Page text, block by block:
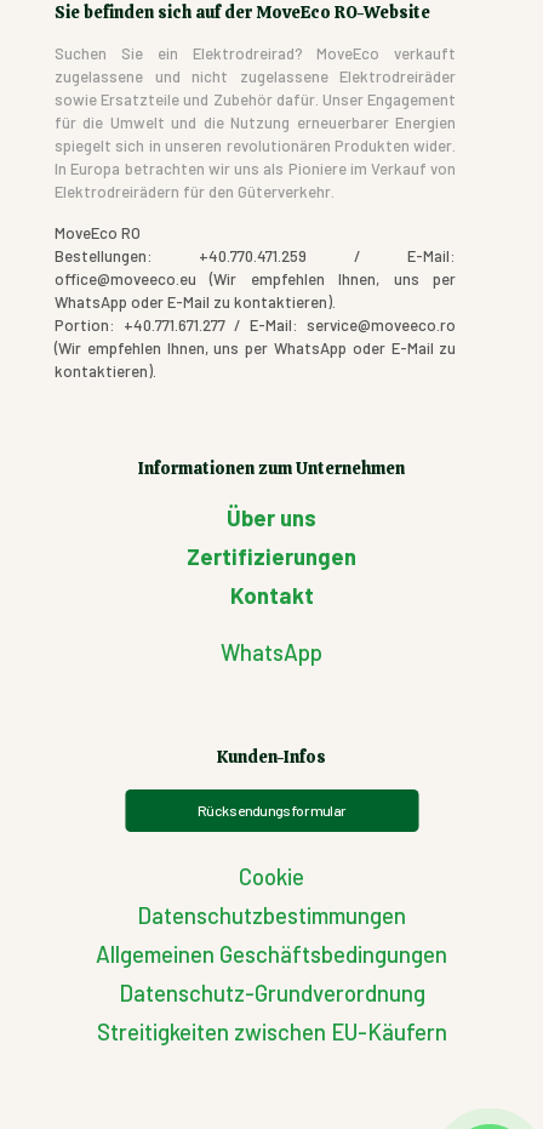
Sie befinden sich auf der MoveEco RO-Website
Suchen Sie ein Elektrodreirad? MoveEco verkauft
zugelassene und nicht zugelassene Elektrodreiräder
sowie Ersatzteile und Zubehör dafür. Unser Engagement
für die Umwelt und die Nutzung erneuerbarer Energien
spiegelt sich in unseren revolutionären Produkten wider.
In Europa betrachten wir uns als Pioniere im Verkauf von
Elektrodreirädern für den Güterverkehr.
MoveEco RO
Bestellungen: +40.770.471.259 / E-Mail:
office@moveeco.eu (Wir empfehlen Ihnen, uns per
WhatsApp oder E-Mail zu kontaktieren).
Portion: +40.771.671.277 / E-Mail: service@moveeco.ro
(Wir empfehlen Ihnen, uns per WhatsApp oder E-Mail zu
kontaktieren).
Informationen zum Unternehmen
Über uns
Zertifizierungen
Kontakt
WhatsApp
Kunden-Infos
Rücksendungsformular
Cookie
Datenschutzbestimmungen
Allgemeinen Geschäftsbedingungen
Datenschutz-Grundverordnung
Streitigkeiten zwischen EU-Käufern